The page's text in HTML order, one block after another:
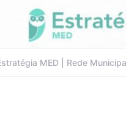
MED | Rede